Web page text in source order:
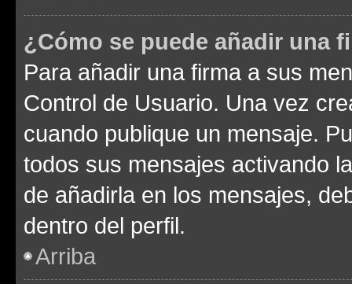
¿Cómo se puede añadir una
Para añadir una firma a sus
Control de Usuario. Una vez
cuando publique un mensaje.
todos sus mensajes activando
de añadirla en los mensajes,
dentro del perfil.
Arriba